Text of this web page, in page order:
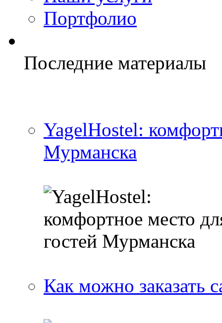
Портфолио
Последние материалы
YagelHostel:
Мурманска
Как можно заказать